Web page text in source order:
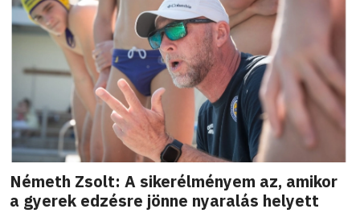
Németh Zsolt: A sikerélményem az, amikor
a gyerek edzésre jönne nyaralás helyett